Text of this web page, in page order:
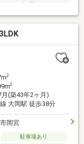
イル貼り、畳表替
ンフロア張替え、
行バス「柏葉尾」
によります。■瑕
の指定になりま
2
2
月(築43年2ヶ月)
大岡駅 徒歩38分
岡宮
駐車場あり